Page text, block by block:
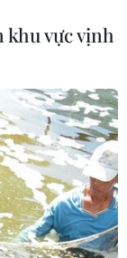
vực vịnh